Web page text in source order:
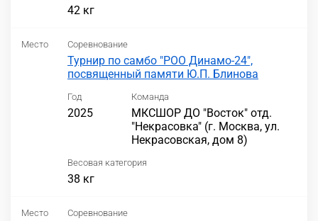
42 кг
Место Соревнование
Турнир по самбо "РОО Динамо-24",
посвященный памяти Ю.П. Блинова
Год
2025
Команда
МКСШОР ДО "Восток" отд.
"Некрасовка" (г. Москва, ул.
Некрасовская, дом 8)
Весовая категория
38 кг
Место Соревнование